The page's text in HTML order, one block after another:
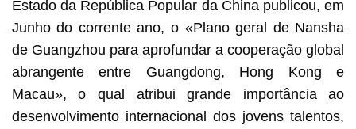
Estado da República Popular da China publicou, em
Junho do corrente ano, o «Plano geral de Nansha
de Guangzhou para aprofundar a cooperação global
abrangente entre Guangdong, Hong Kong e
Macau», o qual atribui grande importância ao
desenvolvimento internacional dos jovens talentos,